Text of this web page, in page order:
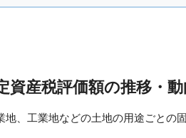
産税評価額の推移・
、工業地などの土地の用途ごとの